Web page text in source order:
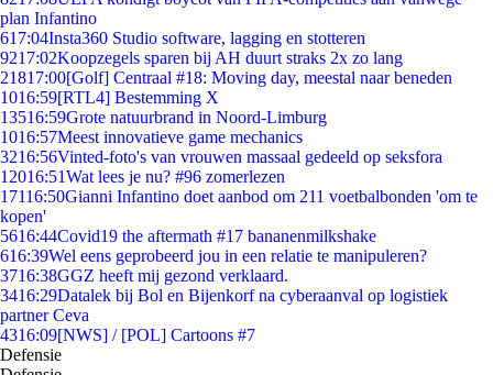
plan Infantino
617:04Insta360 Studio software, lagging en stotteren
9217:02Koopzegels sparen bij AH duurt straks 2x zo lang
21817:00[Golf] Centraal #18: Moving day, meestal naar beneden
1016:59[RTL4] Bestemming X
13516:59Grote natuurbrand in Noord-Limburg
1016:57Meest innovatieve game mechanics
3216:56Vinted-foto's van vrouwen massaal gedeeld op seksfora
12016:51Wat lees je nu? #96 zomerlezen
17116:50Gianni Infantino doet aanbod om 211 voetbalbonden 'om te
kopen'
5616:44Covid19 the aftermath #17 bananenmilkshake
616:39Wel eens geprobeerd jou in een relatie te manipuleren?
3716:38GGZ heeft mij gezond verklaard.
3416:29Datalek bij Bol en Bijenkorf na cyberaanval op logistiek
partner Ceva
4316:09[NWS] / [POL] Cartoons #7
Defensie